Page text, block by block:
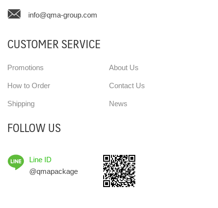
info@qma-group.com
CUSTOMER SERVICE
Promotions
How to Order
Shipping
About Us
Contact Us
News
FOLLOW US
Line ID
@qmapackage